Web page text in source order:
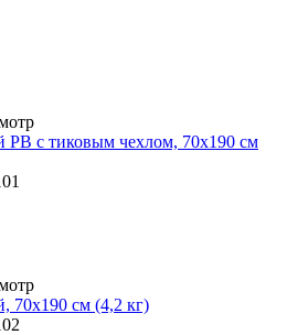
РВ с тиковым чехлом, 70х190 см
70х190 см (4,2 кг)